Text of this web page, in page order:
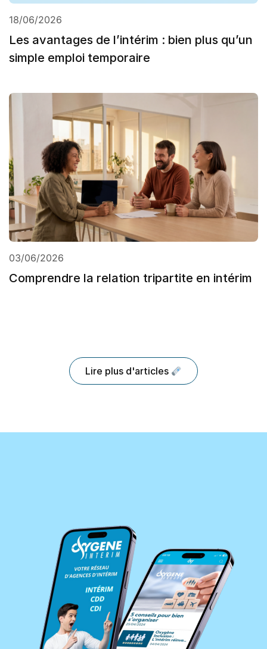
18/06/2026
Les avantages de l’intérim : bien plus qu’un
simple emploi temporaire
03/06/2026
Comprendre la relation tripartite en intérim
Lire plus d'articles